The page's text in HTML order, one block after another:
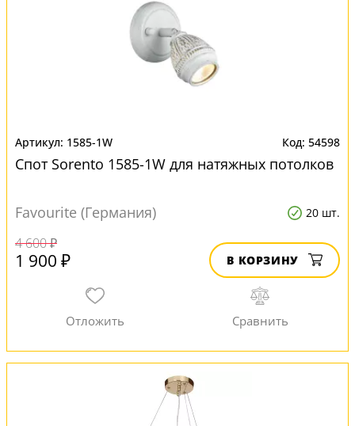
1585-1W 54598
Спот Sorento 1585-1W для натяжных потолков
Favourite (Германия) 20 шт.
4 600 ₽
1 900 ₽ В КОРЗИНУ